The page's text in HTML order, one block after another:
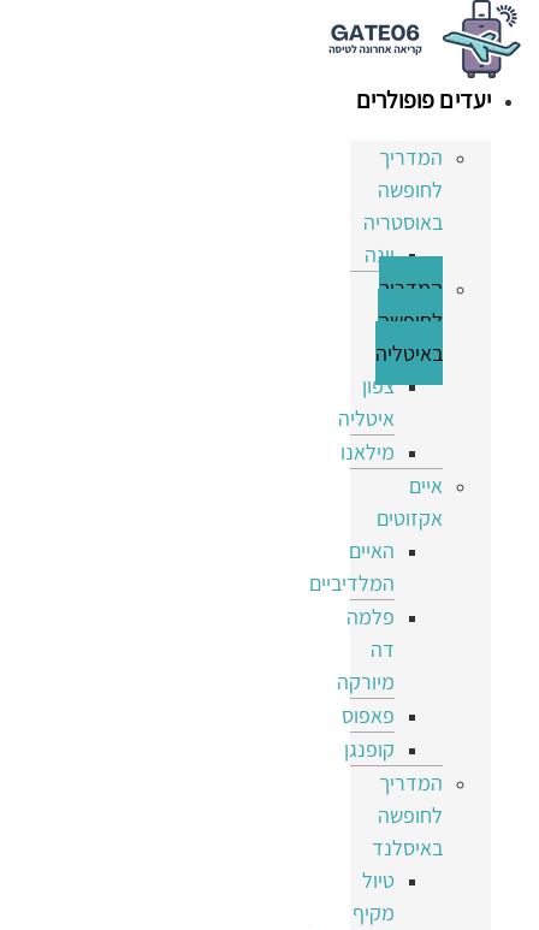
דלג
לתוכן
יעדים פופולרים
המדריך
לחופשה
באוסטריה
וינה
המדריך
לחופשה
באיטליה
צפון
איטליה
מילאנו
איים
אקזוטים
האיים
המלדיביים
פלמה
דה
מיורקה
פאפוס
קופנגן
המדריך
לחופשה
באיסלנד
טיול
מקיף